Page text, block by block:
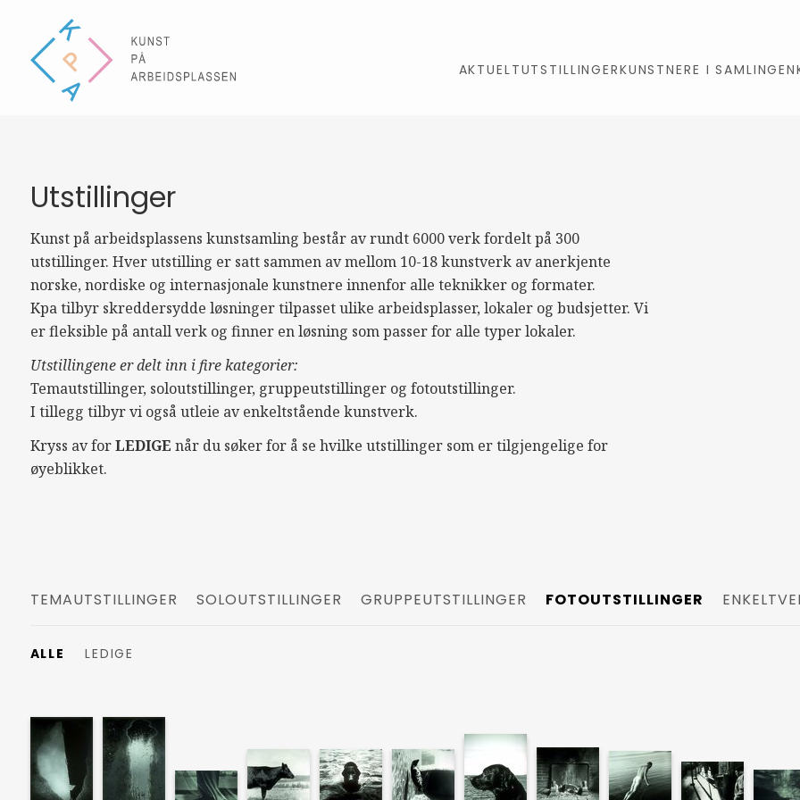
AKTUELTUTSTILLINGERKUNSTNERE I SAMLINGEN
Utstillinger
Kunst på arbeidsplassens kunstsamling består av rundt 6000 verk fordelt på 300
utstillinger. Hver utstilling er satt sammen av mellom 10-18 kunstverk av anerkjente
norske, nordiske og internasjonale kunstnere innenfor alle teknikker og formater.
Kpa tilbyr skreddersydde løsninger tilpasset ulike arbeidsplasser, lokaler og budsjetter. Vi
er fleksible på antall verk og finner en løsning som passer for alle typer lokaler.
Utstillingene er delt inn i fire kategorier:
Temautstillinger, soloutstillinger, gruppeutstillinger og fotoutstillinger.
I tillegg tilbyr vi også utleie av enkeltstående kunstverk.
Kryss av forLEDIGE når du søker for å se hvilke utstillinger som er tilgjengelige for
øyeblikket.
TEMAUTSTILLINGER SOLOUTSTILLINGER GRUPPEUTSTILLINGER FOTOUTSTILLINGER
ALLE LEDIGE